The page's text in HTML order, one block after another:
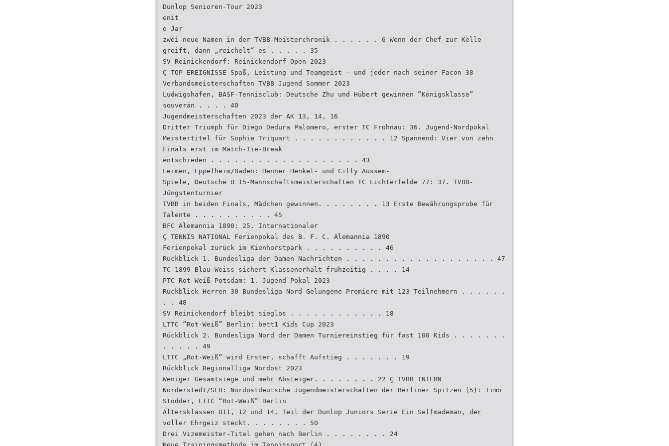
Dunlop Senioren-Tour 2023
enit
o Jar
zwei neue Namen in der TVBB-Meisterchronik . . . . . . 6 Wenn der Chef zur Kelle
greift, dann „reichelt“ es . . . . . 35
SV Reinickendorf: Reinickendorf Open 2023
Ç TOP EREIGNISSE Spaß, Leistung und Teamgeist – und jeder nach seiner Facon 38
Verbandsmeisterschaften TVBB Jugend Sommer 2023
Ludwigshafen, BASF-Tennisclub: Deutsche Zhu und Hübert gewinnen “Königsklasse”
souverän . . . . 40
Jugendmeisterschaften 2023 der AK 13, 14, 16
Dritter Triumph für Diego Dedura Palomero, erster TC Frohnau: 36. Jugend-Nordpokal
Meistertitel für Sophie Triquart . . . . . . . . . . . . 12 Spannend: Vier von zehn
Finals erst im Match-Tie-Break
entschieden . . . . . . . . . . . . . . . . . . . 43
Leimen, Eppelheim/Baden: Henner Henkel- und Cilly Aussem-
Spiele, Deutsche U 15-Mannschaftsmeisterschaften TC Lichterfelde 77: 37. TVBB-
Jüngstenturnier
TVBB in beiden Finals, Mädchen gewinnen. . . . . . . . 13 Erste Bewährungsprobe für
Talente . . . . . . . . . . 45
BFC Alemannia 1890: 25. Internationaler
Ç TENNIS NATIONAL Ferienpokal des B. F. C. Alemannia 1890
Ferienpokal zurück im Kienhorstpark . . . . . . . . . . 46
Rückblick 1. Bundesliga der Damen Nachrichten . . . . . . . . . . . . . . . . . . . 47
TC 1899 Blau-Weiss sichert Klassenerhalt frühzeitig . . . . 14
PTC Rot-Weiß Potsdam: 1. Jugend Pokal 2023
Rückblick Herren 30 Bundesliga Nord Gelungene Premiere mit 123 Teilnehmern . . . . . .
. . 48
SV Reinickendorf bleibt sieglos . . . . . . . . . . . . 18
LTTC “Rot-Weiß” Berlin: bett1 Kids Cup 2023
Rückblick 2. Bundesliga Nord der Damen Turniereinstieg für fast 100 Kids . . . . . . .
. . . . . 49
LTTC „Rot-Weiß“ wird Erster, schafft Aufstieg . . . . . . . 19
Rückblick Regionalliga Nordost 2023
Weniger Gesamtsiege und mehr Absteiger. . . . . . . . 22 Ç TVBB INTERN
Norderstedt/SLH: Nordostdeutsche Jugendmeisterschaften der Berliner Spitzen (5): Timo
Stodder, LTTC “Rot-Weiß” Berlin
Altersklassen U11, 12 und 14, Teil der Dunlop Juniors Serie Ein Selfmademan, der
voller Ehrgeiz steckt. . . . . . . . 50
Drei Vizemeister-Titel gehen nach Berlin . . . . . . . . 24